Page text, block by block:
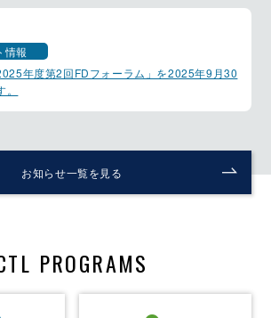
情報
年度第2回FDフォーラム」を2025年9月30
お知らせ一覧を見る
PROGRAMS